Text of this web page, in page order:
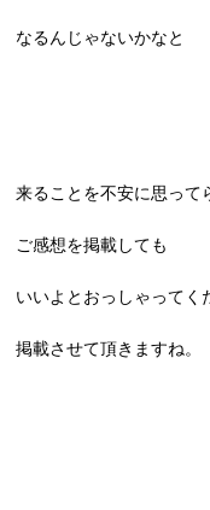
なるんじゃないかなと
来ることを不安に思って
ご感想を掲載しても
いいよとおっしゃってく
掲載させて頂きますね。